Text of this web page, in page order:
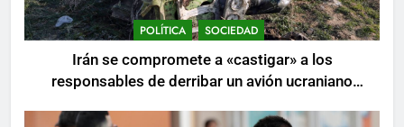
POLÍTICA SOCIEDAD
Irán se compromete a «castigar» a los
responsables de derribar un avión ucraniano